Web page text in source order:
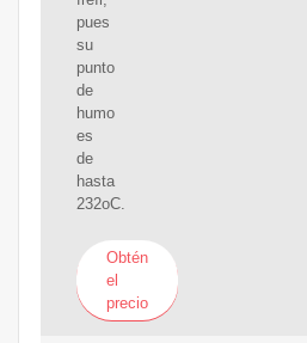
pues
su
punto
de
humo
es
de
hasta
232oC.
Obtén
el
precio